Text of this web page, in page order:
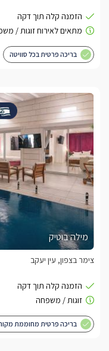
בריכה פרטית בכל סוויטה
מילה בוטיק
צימר בצפון, עין יעקב
בריכה פרטית מחוממת